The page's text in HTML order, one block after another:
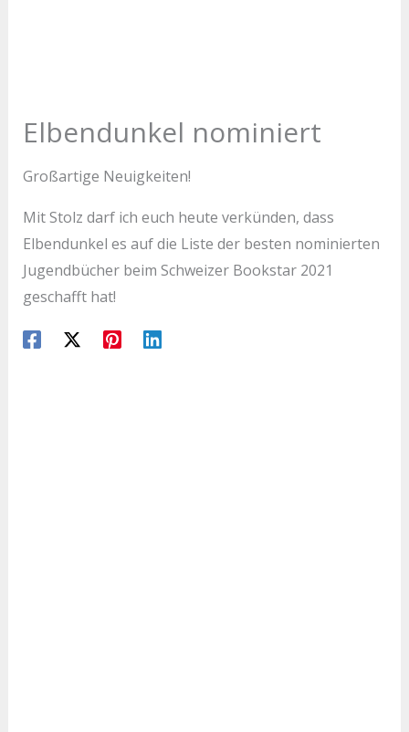
Elbendunkel nominiert
Großartige Neuigkeiten!
Mit Stolz darf ich euch heute verkünden, dass
Elbendunkel es auf die Liste der besten nominierten
Jugendbücher beim Schweizer Bookstar 2021
geschafft hat!